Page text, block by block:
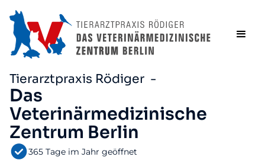
Tierarztpraxis Rödiger -
Das
Veterinärmedizinische
Zentrum Berlin
365 Tage im Jahr geöffnet